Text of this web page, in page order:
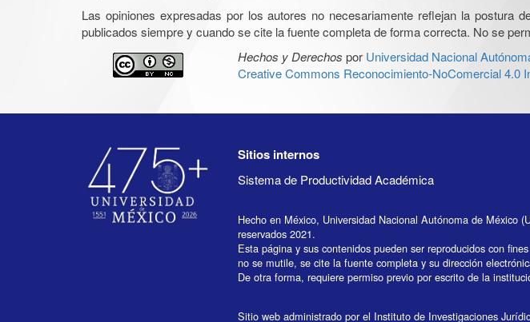
Las opiniones expresadas por los autores no necesariamente reflejan la postura
publicados siempre y cuando se cite la fuente completa de forma correcta. No se
Hechos y Derechos por Universidad Nacional
Creative Commons Reconocimiento-NoComercial 4.0
Sitios internos
Sistema de Productividad Académica
Hecho en México, Universidad Nacional Autónoma de México
reservados 2021.
Esta página y sus contenidos pueden ser reproducidos con
no se mutile, se cite la fuente completa y su dirección
De otra forma, requiere permiso previo por escrito de la
Sitio web administrado por el Instituto de Investigaciones